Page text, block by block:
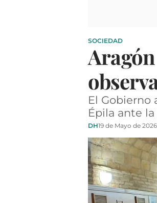
SOCIEDAD
El Gobierno
Épila ante
DH19 de Mayo de 2026